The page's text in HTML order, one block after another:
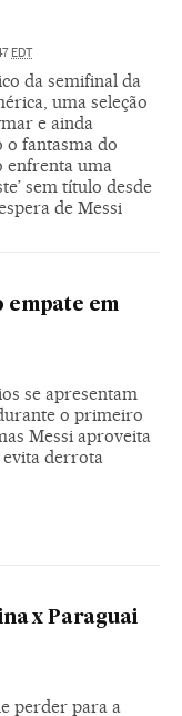
EDT
da semifinal da
uma seleção
e ainda
o fantasma do
enfrenta uma
sem título desde
de Messi
empate em
se apresentam
o primeiro
Messi aproveita
evita derrota
x Paraguai
perder para a